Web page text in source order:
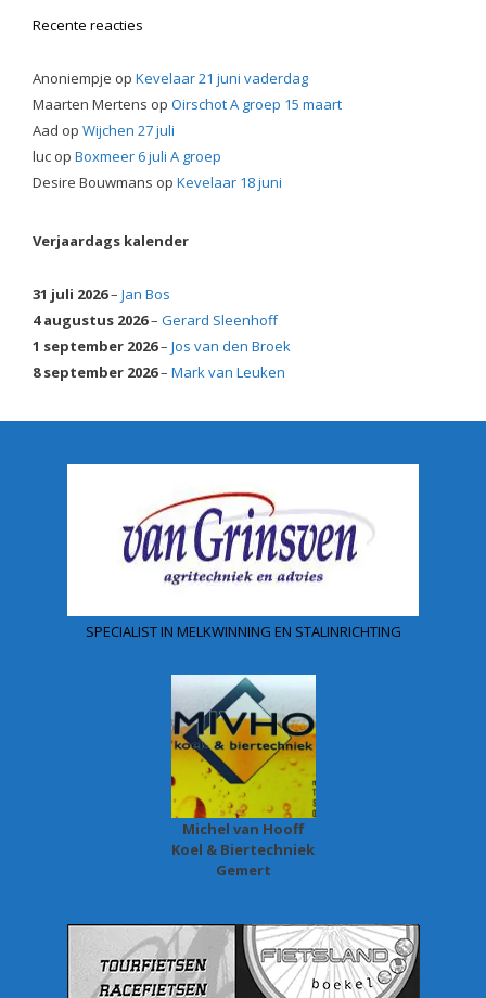
Recente reacties
Anoniempje op Kevelaar 21 juni vaderdag
Maarten Mertens op Oirschot A groep 15 maart
Aad op Wijchen 27 juli
luc op Boxmeer 6 juli A groep
Desire Bouwmans op Kevelaar 18 juni
Verjaardags kalender
31 juli 2026– Jan Bos
4 augustus 2026– Gerard Sleenhoff
1 september 2026– Jos van den Broek
8 september 2026– Mark van Leuken
SPECIALIST IN MELKWINNING EN STALINRICHTING
Michel van Hooff
Koel & Biertechniek
Gemert